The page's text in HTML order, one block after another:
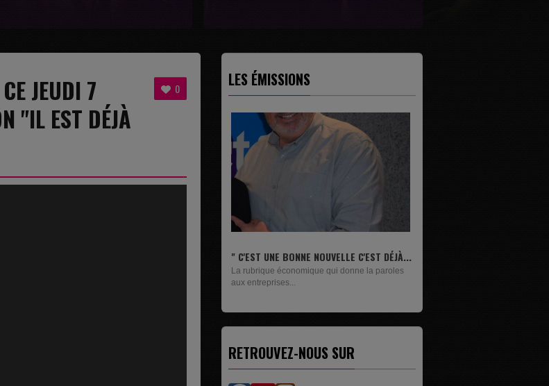
0
JEUDI 7
"IL EST DÉJÀ
LES ÉMISSIONS
" C'EST UNE BONNE NOUVELLE C'EST DÉJÀ...
La rubrique économique qui donne la paroles
LIVRES
Un lundi sur deux, Maxime Janssens vous
présente les livres de...
RETROUVEZ-NOUS SUR